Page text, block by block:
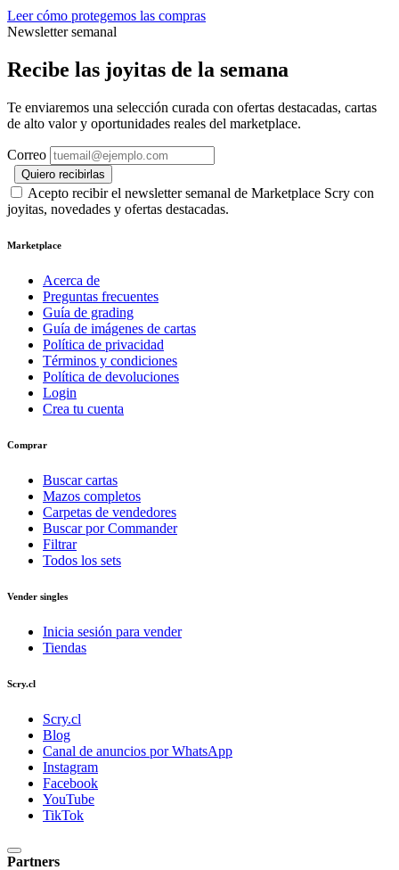
Leer cómo protegemos las compras
Newsletter semanal
Recibe las joyitas de la semana
Te enviaremos una selección curada con ofertas destacadas, cartas
de alto valor y oportunidades reales del marketplace.
Correo
Quiero recibirlas
Acepto recibir el newsletter semanal de Marketplace Scry con
joyitas, novedades y ofertas destacadas.
Marketplace
Acerca de
Preguntas frecuentes
Guía de grading
Guía de imágenes de cartas
Política de privacidad
Términos y condiciones
Política de devoluciones
Login
Crea tu cuenta
Comprar
Buscar cartas
Mazos completos
Carpetas de vendedores
Buscar por Commander
Filtrar
Todos los sets
Vender singles
Inicia sesión para vender
Tiendas
Scry.cl
Scry.cl
Blog
Canal de anuncios por WhatsApp
Instagram
Facebook
YouTube
TikTok
Partners